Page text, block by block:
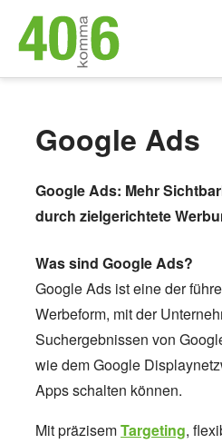
Google Ads
Google Ads: Mehr
durch zielgerichtete
Was sind Google Ads?
Google Ads ist eine der
Werbeform, mit der
Suchergebnissen von
wie dem Google
Apps schalten können.
Mit präzisemTargeting,